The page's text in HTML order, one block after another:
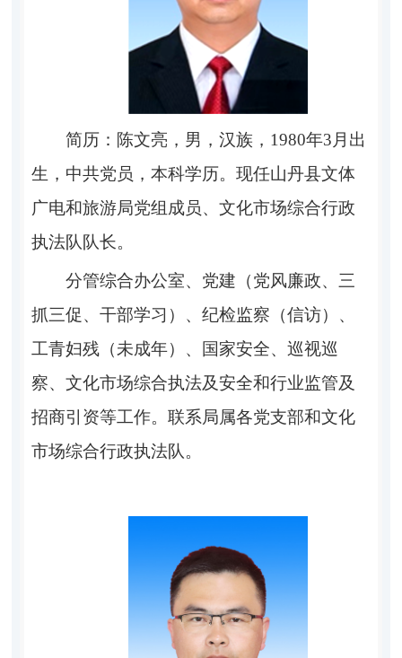
简历：陈文亮，男，汉族， 1980年3月出
生，中共党员，本科学历。现任山丹县文体
广电和旅游局党组成员、文化市场综合行政
执法队队长。
分管综合办公室、 党建（党风廉政、 三
抓三促、干部学习 ）、纪检监察（信访） 、
工青妇残（未成年） 、 国家安全、 巡视巡
察、 文化市场综合执法及安全和行业监管及
招商引资等工作。联系局属各党支部和文化
市场综合行政执法队。